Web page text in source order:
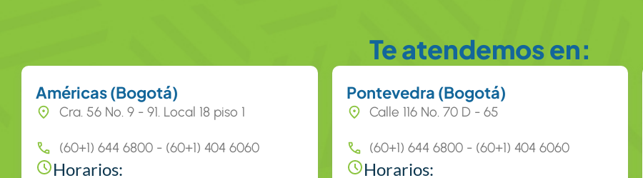
Te atendemos en:
Américas (Bogotá)
Cra. 56 No. 9 - 91. Local 18 piso 1
(60+1) 644 6800 - (60+1) 404 6060
Horarios:
Pontevedra (Bogotá)
Calle 116 No. 70 D - 65
(60+1) 644 6800 - (60+1) 404 6060
Horarios: